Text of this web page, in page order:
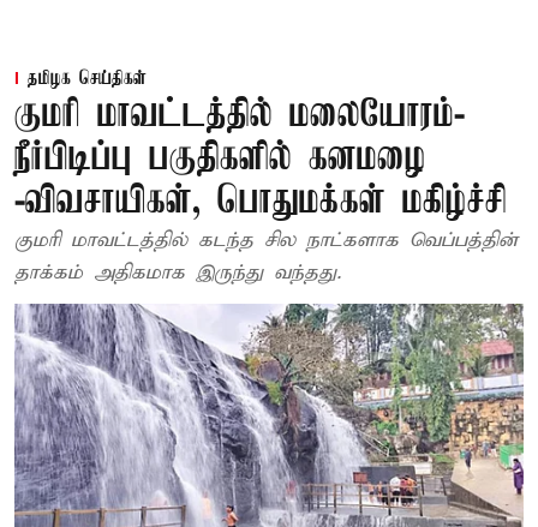
தமிழக செய்திகள்
குமரி மாவட்டத்தில் மலையோரம்-
நீர்பிடிப்பு பகுதிகளில் கனமழை
-விவசாயிகள், பொதுமக்கள் மகிழ்ச்சி
குமரி மாவட்டத்தில் கடந்த சில நாட்களாக வெப்பத்தின்
தாக்கம் அதிகமாக இருந்து வந்தது.